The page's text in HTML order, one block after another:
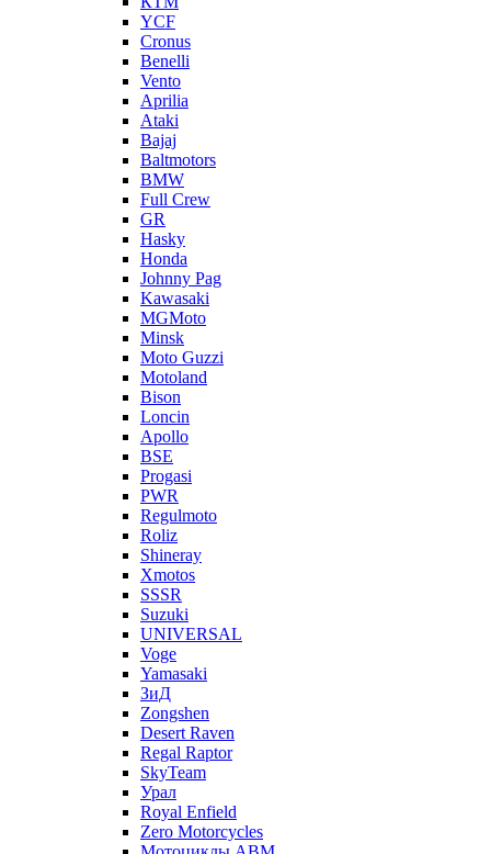
YCF
Cronus
Benelli
Vento
Aprilia
Ataki
Bajaj
Baltmotors
BMW
Full Crew
GR
Hasky
Honda
Johnny Pag
Kawasaki
MGMoto
Minsk
Moto Guzzi
Motoland
Bison
Loncin
Apollo
BSE
Progasi
PWR
Regulmoto
Roliz
Shineray
Xmotos
SSSR
Suzuki
UNIVERSAL
Voge
Yamasaki
ЗиД
Zongshen
Desert Raven
Regal Raptor
SkyTeam
Урал
Royal Enfield
Zero Motorcycles